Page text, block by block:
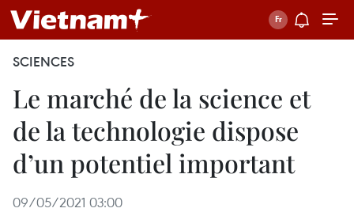
SCIENCES
Le marché de la science et
de la technologie dispose
d’un potentiel important
09/05/2021 03:00